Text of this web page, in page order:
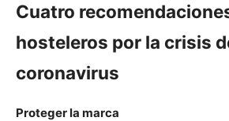
Cuatro
hosteleros por la crisis
coronavirus
Proteger la marca